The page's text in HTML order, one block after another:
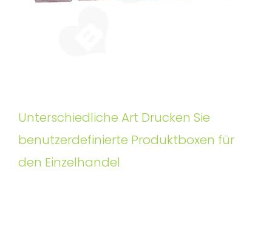
Unterschiedliche Art Drucken Sie
benutzerdefinierte Produktboxen für
den Einzelhandel